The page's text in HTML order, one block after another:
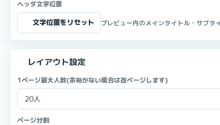
ヘッダ文字位置
文字位置をリセット プレビュー内のメインタイトル・サブタ
レイアウト設定
1ページ最大人数(余裕がない場合は改ページします)
ページ分割